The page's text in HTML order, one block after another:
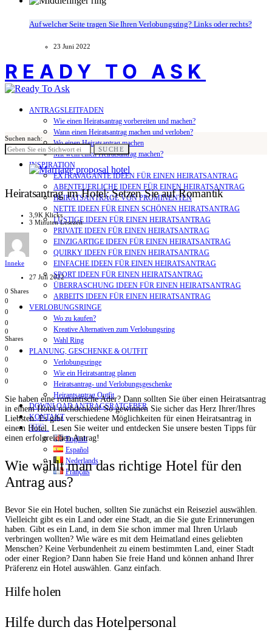
Auf welcher Seite tragen Sie Ihren Verlobungsring? Links oder rechts?
23 Juni 2022
READY TO ASK
ANTRAGSLEITFADEN
Wie einen Heiratsantrag vorbereiten und machen?
Wann einen Heiratsantrag machen und verloben?
Wo einen Heiratsantrag machen
Mit wem einen Heiratsantrag machen?
INSPIRATION
EXTRAVAGANTE IDEEN FÜR EINEN HEIRATSANTRAG
ABENTEUERLICHE IDEEN FÜR EINEN HEIRATSANTRAG
HEIRATSANTRÄGE VON PROMINENTEN
NETTE IDEEN FÜR EINEN SCHÖNEN HEIRATSANTRAG
LUSTIGE IDEEN FÜR EINEN HEIRATSANTRAG
PRIVATE IDEEN FÜR EINEN HEIRATSANTRAG
EINZIGARTIGE IDEEN FÜR EINEN HEIRATSANTRAG
QUIRKY IDEEN FÜR EINEN HEIRATSANTRAG
EINFACHE IDEEN FÜR EINEN HEIRATSANTRAG
SPORT IDEEN FÜR EINEN HEIRATSANTRAG
ÜBERRASCHUNG IDEEN FÜR EINEN HEIRATSANTRAG
ARBEITS IDEEN FÜR EINEN HEIRATSANTRAG
VERLOBUNGSRINGE
Wo zu kaufen?
Kreative Alternativen zum Verlobungsring
Wahl Ring
PLANUNG, GESCHENKE & OUTFIT
Verlobungsringe
Wie ein Heiratsantrag planen
Heiratsantrag- und Verlobungsgeschenke
Heirantsantrag Outfit
DOWNLOAD ANTRAGSRATGEBER
KONTAKT
🇩🇪
English
Español
Nederlands
Français
Suchen nach:
SUCHE
Heiratsantrag im Hotel: Setzen Sie auf Romantik
3,9K Klicks
3 Minuten Lesezeit
Inneke
27 Juli 2022
0 Shares
0
0
0
0
Shares
0
0
0
0
Sie haben eine romantische Ader? Dann sollten Sie über einen Heiratsantrag
in einem Hotel nachdenken! So gewinnen Sie sicher das Herz Ihrer/Ihres
Liebsten. Es gibt verschiedene Möglichkeiten für einen Heiratsantrag in
einem Hotel. Lesen Sie weiter und entdecken Sie unsere besten Tipps für
einen erfolgreichen Antrag!
Wie wählt man das richtige Hotel für den
Antrag aus?
Bevor Sie ein Hotel buchen, sollten Sie zunächst ein Reiseziel auswählen.
Vielleicht gibt es ein Land oder eine Stadt, an die Sie gute Erinnerungen
haben. Gibt es ein Land, in dem Sie schon immer mal Ihren Urlaub
verbringen wollten? Wie wäre es mit dem Heimatland eines geliebten
Menschen? Keine Verbundenheit zu einem bestimmten Land, einer Stadt
oder einer Region? Dann haben Sie freie Hand und können anhand Ihrer
Präferenz ein Hotel auswählen. Ganz einfach.
Hilfe holen
Hilfe durch das Hotelpersonal